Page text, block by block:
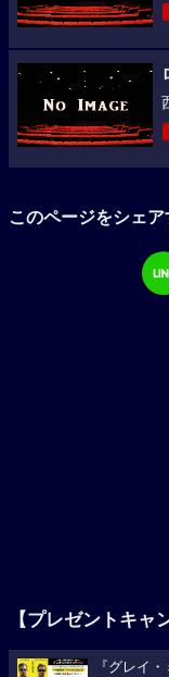
このページをシェア
【プレゼントキャ
『グレイ